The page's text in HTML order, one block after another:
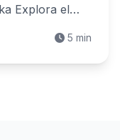
Explora el…
5 min